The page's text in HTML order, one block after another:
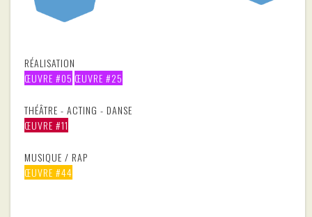
RÉALISATION
ŒUVRE #05 ŒUVRE #25​
THÉÂTRE - ACTING - DANSE
ŒUVRE #11
MUSIQUE / RAP
ŒUVRE #44​